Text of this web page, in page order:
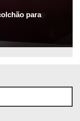
para